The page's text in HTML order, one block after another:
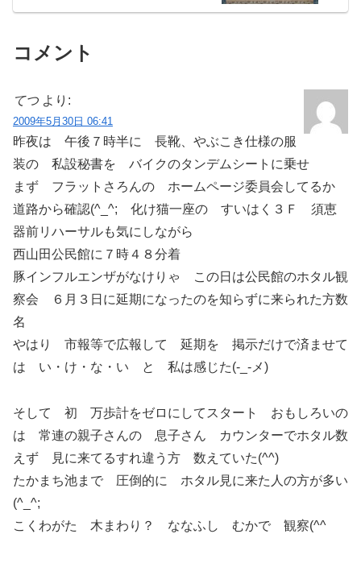
コメント
てつ より:
2009年5月30日 06:41
昨夜は 午後７時半に 長靴、やぶこき仕様の服
装の 私設秘書を バイクのタンデムシートに乗せ
まず フラットさろんの ホームページ委員会してるか
道路から確認(^_^; 化け猫一座の すいはく３Ｆ 須恵
器前リハーサルも気にしながら
西山田公民館に７時４８分着
豚インフルエンザがなけりゃ この日は公民館のホタル観
察会 ６月３日に延期になったのを知らずに来られた方数
名
やはり 市報等で広報して 延期を 掲示だけで済ませて
は い・け・な・い と 私は感じた(-_-メ)
そして 初 万歩計をゼロにしてスタート おもしろいの
は 常連の親子さんの 息子さん カウンターでホタル数
えず 見に来てるすれ違う方 数えていた(^^)
たかまち池まで 圧倒的に ホタル見に来た人の方が多い
(^_^;
こくわがた 木まわり？ ななふし むかで 観察(^^ゞ